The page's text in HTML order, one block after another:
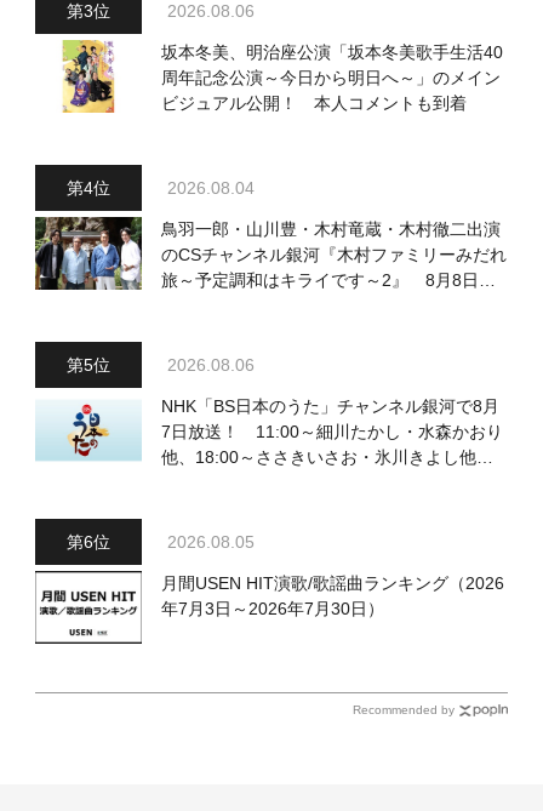
2026.08.06
坂本冬美、明治座公演「坂本冬美歌手生活40
周年記念公演～今日から明日へ～」のメイン
ビジュアル公開！ 本人コメントも到着
2026.08.04
鳥羽一郎・山川豊・木村竜蔵・木村徹二出演
のCSチャンネル銀河『木村ファミリーみだれ
旅～予定調和はキライです～2』 8月8日
2026.08.06
NHK「BS日本のうた」チャンネル銀河で8月
7日放送！ 11:00～細川たかし・水森かおり
他、18:00～ささきいさお・氷川きよし他登
2026.08.05
月間USEN HIT演歌/歌謡曲ランキング（2026
年7月3日～2026年7月30日）
Recommended by